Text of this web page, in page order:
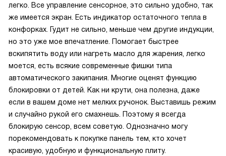
легко. Все управление сенсорное, это сильно удобно, так
же имеется экран. Есть индикатор остаточного тепла в
конфорках. Гудит не сильно, меньше чем другие индукции,
но это уже мое впечатление. Помогает быстрее
вскипятить воду или нагреть масло для жарения, легко
моется, есть всякие современные фишки типа
автоматического закипания. Многие оценят функцию
блокировки от детей. Как ни крути, она полезна, даже
если в вашем доме нет мелких ручонок. Выставишь режим
и случайно рукой его смахнешь. Поэтому я всегда
блокирую сенсор, всем советую. Однозначно могу
порекомендовать к покупке панель тем, кто хочет
красивую, удобную и функциональную плиту.